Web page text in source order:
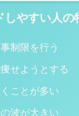
しやすい人の
制限を行う
せようとする
ことが多い
波が大きい